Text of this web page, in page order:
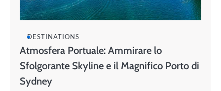
DESTINATIONS
Atmosfera Portuale: Ammirare lo
Sfolgorante Skyline e il Magnifico Porto di
Sydney